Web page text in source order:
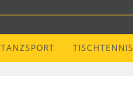
TANZSPORT TISCHTENNIS